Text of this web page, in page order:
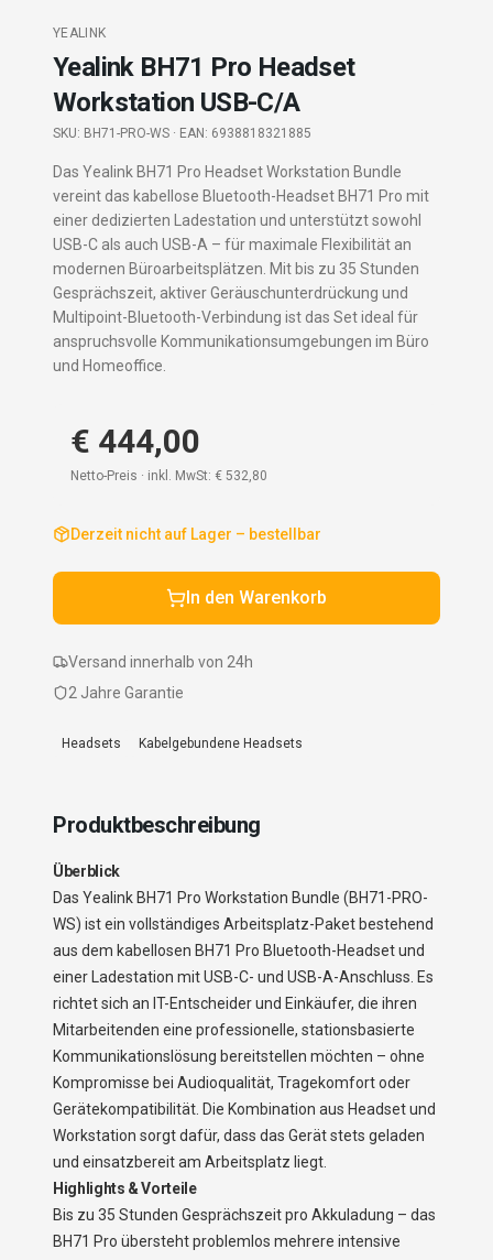
YEALINK
Yealink BH71 Pro Headset
Workstation USB-C/A
SKU: BH71-PRO-WS · EAN: 6938818321885
Das Yealink BH71 Pro Headset Workstation Bundle
vereint das kabellose Bluetooth-Headset BH71 Pro mit
einer dedizierten Ladestation und unterstützt sowohl
USB-C als auch USB-A – für maximale Flexibilität an
modernen Büroarbeitsplätzen. Mit bis zu 35 Stunden
Gesprächszeit, aktiver Geräuschunterdrückung und
Multipoint-Bluetooth-Verbindung ist das Set ideal für
anspruchsvolle Kommunikationsumgebungen im Büro
und Homeoffice.
€ 444,00
Netto-Preis · inkl. MwSt: € 532,80
Derzeit nicht auf Lager – bestellbar
In den Warenkorb
Versand innerhalb von 24h
2 Jahre Garantie
Headsets Kabelgebundene Headsets
Produktbeschreibung
Überblick
Das Yealink BH71 Pro Workstation Bundle (BH71-PRO-
WS) ist ein vollständiges Arbeitsplatz-Paket bestehend
aus dem kabellosen BH71 Pro Bluetooth-Headset und
einer Ladestation mit USB-C- und USB-A-Anschluss. Es
richtet sich an IT-Entscheider und Einkäufer, die ihren
Mitarbeitenden eine professionelle, stationsbasierte
Kommunikationslösung bereitstellen möchten – ohne
Kompromisse bei Audioqualität, Tragekomfort oder
Gerätekompatibilität. Die Kombination aus Headset und
Workstation sorgt dafür, dass das Gerät stets geladen
und einsatzbereit am Arbeitsplatz liegt.
Highlights & Vorteile
Bis zu 35 Stunden Gesprächszeit pro Akkuladung – das
BH71 Pro übersteht problemlos mehrere intensive